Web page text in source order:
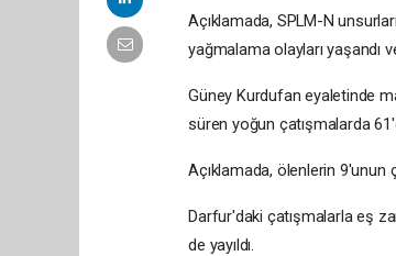
Açıklamada, SPLM-N
yağmalama olayları yaşandı
Güney Kurdufan eyaletinde
süren yoğun çatışmalarda
Açıklamada, ölenlerin 9'unun
Darfur'daki çatışmalarla eş
de yayıldı.